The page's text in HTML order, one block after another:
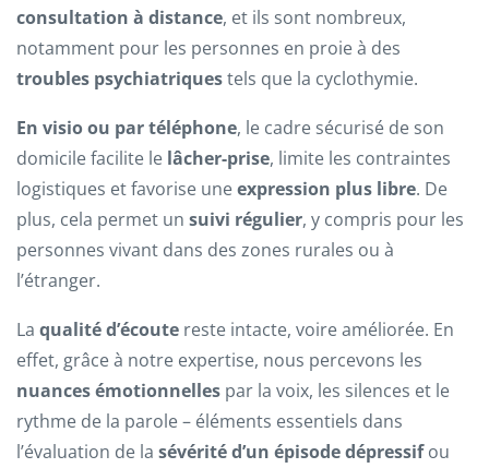
consultation à distance, et ils sont nombreux,
notamment pour les personnes en proie à des
troubles psychiatriquestels que la cyclothymie.
En visio ou par téléphone, le cadre sécurisé de son
domicile facilite le lâcher-prise, limite les contraintes
logistiques et favorise uneexpression plus libre. De
plus, cela permet un suivi régulier, y compris pour les
personnes vivant dans des zones rurales ou à
l’étranger.
La qualité d’écoute reste intacte, voire améliorée. En
effet, grâce à notre expertise, nous percevons les
nuances émotionnelles par la voix, les silences et le
rythme de la parole – éléments essentiels dans
l’évaluation de la sévérité d’un épisode dépressifou